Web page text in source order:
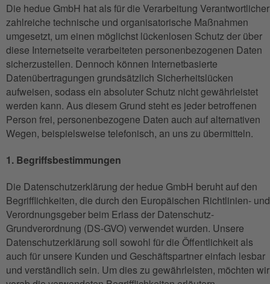
Die hedue GmbH hat als für die Verarbeitung Verantwortlicher
zahlreiche technische und organisatorische Maßnahmen
umgesetzt, um einen möglichst lückenlosen Schutz der über
diese Internetseite verarbeiteten personenbezogenen Daten
sicherzustellen. Dennoch können Internetbasierte
Datenübertragungen grundsätzlich Sicherheitslücken
aufweisen, sodass ein absoluter Schutz nicht gewährleistet
werden kann. Aus diesem Grund steht es jeder betroffenen
Person frei, personenbezogene Daten auch auf alternativen
Wegen, beispielsweise telefonisch, an uns zu übermitteln.
1. Begriffsbestimmungen
Die Datenschutzerklärung der hedue GmbH beruht auf den
Begrifflichkeiten, die durch den Europäischen Richtlinien- und
Verordnungsgeber beim Erlass der Datenschutz-
Grundverordnung (DS-GVO) verwendet wurden. Unsere
Datenschutzerklärung soll sowohl für die Öffentlichkeit als
auch für unsere Kunden und Geschäftspartner einfach lesbar
und verständlich sein. Um dies zu gewährleisten, möchten wir